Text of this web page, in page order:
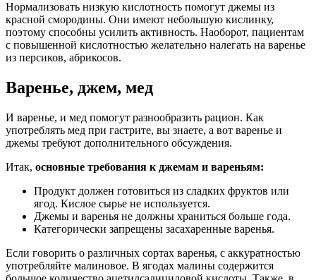
Нормализовать низкую кислотность помогут джемы из
красной смородины. Они имеют небольшую кислинку,
поэтому способны усилить активность. Наоборот, пациентам
с повышенной кислотностью желательно налегать на варенье
из персиков, абрикосов.
Варенье, джем, мед
И варенье, и мед помогут разнообразить рацион. Как
употреблять мед при гастрите, вы знаете, а вот варенье и
джемы требуют дополнительного обсуждения.
Итак, основные требования к джемам и вареньям:
Продукт должен готовиться из сладких фруктов или
ягод. Кислое сырье не используется.
Джемы и варенья не должны храниться больше года.
Категорически запрещены засахаренные варенья.
Если говорить о различных сортах варенья, с аккуратностью
употребляйте малиновое. В ягодах малины содержится